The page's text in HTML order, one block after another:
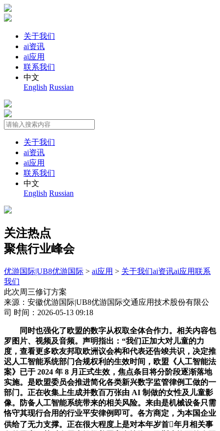
关于我们
ai资讯
ai应用
联系我们
中文
English Russian
关于我们
ai资讯
ai应用
联系我们
中文
English Russian
关注热点
聚焦行业峰会
优游国际|UB8优游国际 > ai应用 > 关于我们ai资讯ai应用联系
我们
此次周三修订方案
来源：安徽优游国际|UB8优游国际交通应用技术股份有限公
司 时间：2026-05-13 09:18
同时也强化了欧盟的数字从权取全体合作力。相关内容包
罗图片、视频及音频。声明指出：“我们正加大对儿童的力
度，查看更多欧友邦取欧洲议会构和代表还告竣共识，决定推
迟人工智能系统部门合规权利的生效时间，欧盟《人工智能法
案》已于 2024 年 8 月正式生效，焦点条目将分阶段逐渐落地
实施。是欧盟委员会推进简化各类新兴数字监管律例工做的一
部门。正在收集上生成并数百万张由 AI 制做的女性及儿童影
像。防备人工智能系统带来的相关风险。来由是机械设备只需
恪守其现行合用的行业平安律例即可。各方商定，为本国企业
供给了无力支撑。正在很大程度上是对本年岁首年月相关事